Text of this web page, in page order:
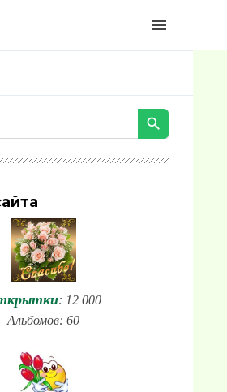
menu
: 12 000
Альбомов: 60